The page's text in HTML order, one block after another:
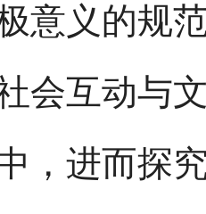
意义的规
会互动与
，进而探